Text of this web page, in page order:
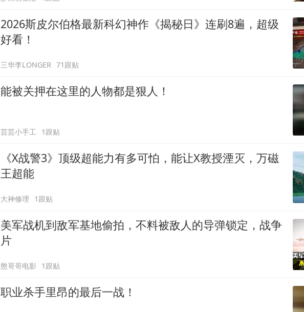
2026斯皮尔伯格最新科幻神作《揭秘日》连刷8遍，超级
好看！
三华李LONGER 71跟贴
能被关押在这里的人物都是狠人！
芸芸小手工 1跟贴
《X战警3》顶级超能力有多可怕，能让X教授湮灭，万磁
王超能
大神修理 1跟贴
美军战机到敌军基地偷拍，不料被敌人的导弹锁定，战争
片
憨哥哥电影 1跟贴
职业杀手里昂的最后一战！